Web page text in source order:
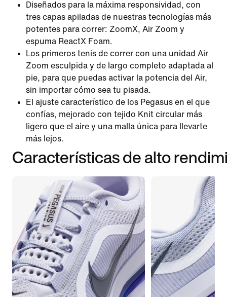
Diseñados para la máxima responsividad, con
tres capas apiladas de nuestras tecnologías más
potentes para correr: ZoomX, Air Zoom y
espuma ReactX Foam.
Los primeros tenis de correr con una unidad Air
Zoom esculpida y de largo completo adaptada al
pie, para que puedas activar la potencia del Air,
sin importar cómo sea tu pisada.
El ajuste característico de los Pegasus en el que
confías, mejorado con tejido Knit circular más
ligero que el aire y una malla única para llevarte
más lejos.
Características de alto